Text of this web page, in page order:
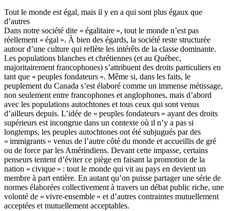
Tout le monde est égal, mais il y en a qui sont plus égaux que
d’autres
Dans notre société dite « égalitaire », tout le monde n’est pas
réellement « égal ». À bien des égards, la société reste structurée
autour d’une culture qui reflète les intérêts de la classe dominante.
Les populations blanches et chrétiennes (et au Québec,
majoritairement francophones) s’attribuent des droits particuliers en
tant que « peuples fondateurs ». Même si, dans les faits, le
peuplement du Canada s’est élaboré comme un immense métissage,
non seulement entre francophones et anglophones, mais d’abord
avec les populations autochtones et tous ceux qui sont venus
d’ailleurs depuis. L’idée de « peuples fondateurs » ayant des droits
supérieurs est incongrue dans un contexte où il n’y a pas si
longtemps, les peuples autochtones ont été subjugués par des
« immigrants » venus de l’autre côté du monde et accueillis de gré
ou de force par les Amérindiens. Devant cette impasse, certains
penseurs tentent d’éviter ce piège en faisant la promotion de la
nation « civique » : tout le monde qui vit au pays en devient un
membre à part entière. En autant qu’on puisse partager une série de
normes élaborées collectivement à travers un débat public riche, une
volonté de « vivre-ensemble » et d’autres contraintes mutuellement
acceptées et mutuellement acceptables.